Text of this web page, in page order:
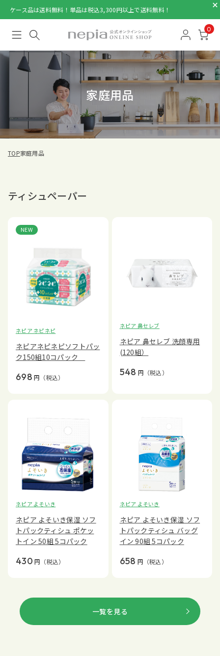
ケース品は送料無料！単品は税込3,300円以上で送料無料！
0
家庭用品
TOP家庭用品
ティシュペーパー
NEW
ネピア ネピネピ
ネピアネピネピソフトパッ
ク150組10コパック
698 円 （税込）
ネピア 鼻セレブ
ネピア 鼻セレブ 洗顔専用
(120組）
548 円 （税込）
ネピア よそいき
ネピア よそいき保湿 ソフ
トパックティシュ ポケッ
トイン 50組 5コパック
430 円 （税込）
ネピア よそいき
ネピア よそいき保湿 ソフ
トパックティシュ バッグ
イン 90組 5コパック
658 円 （税込）
一覧を見る